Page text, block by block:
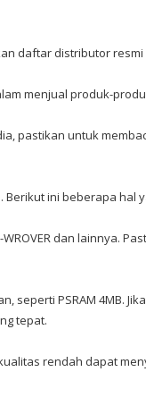
daftar distributor resmi
menjual produk-
pastikan untuk
ini beberapa hal
dan lainnya.
seperti PSRAM 4MB.
tepat.
rendah dapat